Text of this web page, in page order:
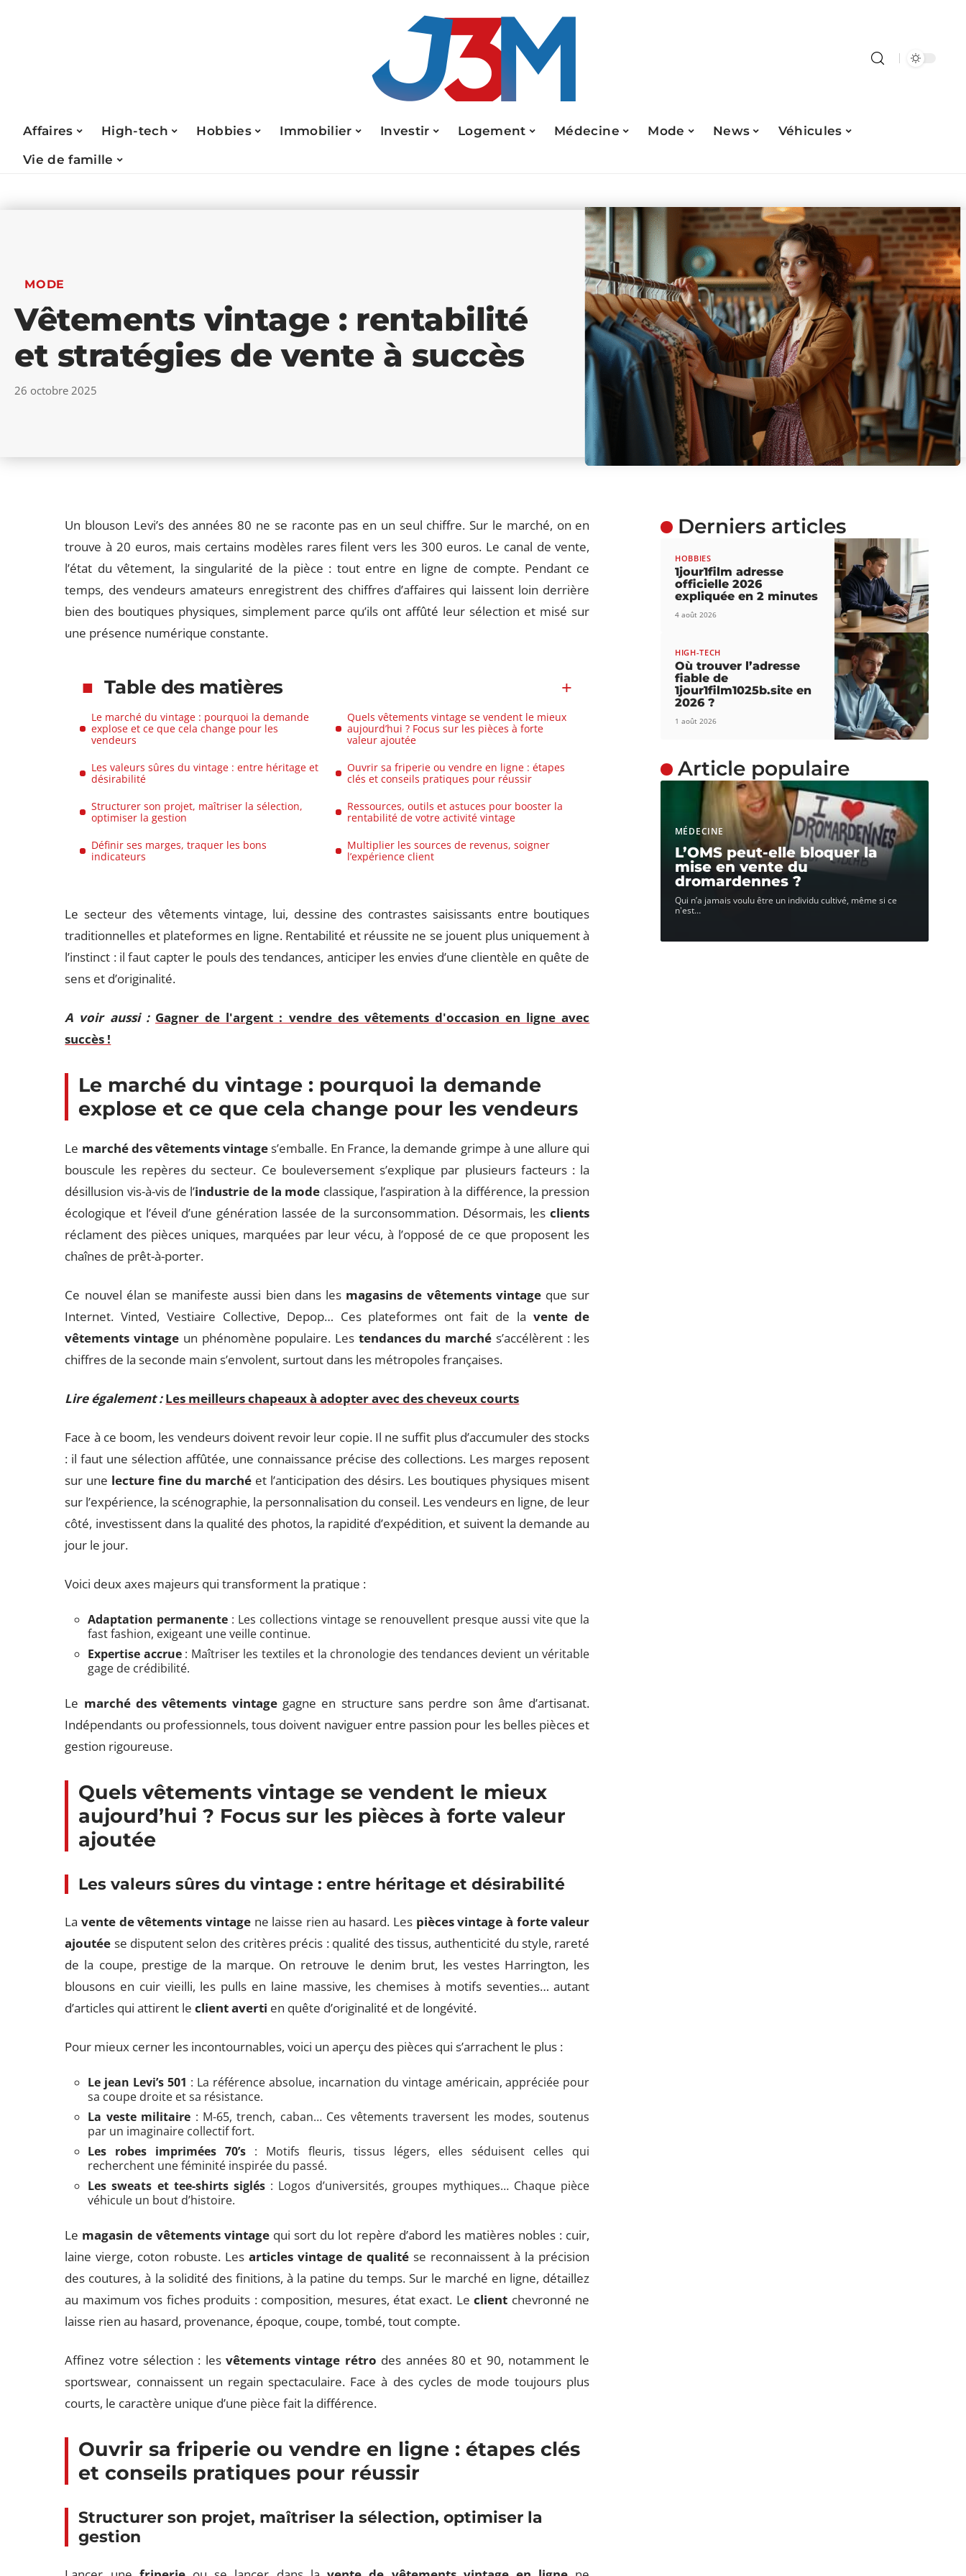
Affaires High-tech Hobbies Immobilier Investir Logement Médecine Mode News
Véhicules
Vie de famille
MODE
Vêtements vintage : rentabilité
et stratégies de vente à succès
26 octobre 2025
Un blouson Levi’s des années 80 ne se raconte pas en un seul chiffre. Sur le marché, on en
trouve à 20 euros, mais certains modèles rares filent vers les 300 euros. Le canal de vente,
l’état du vêtement, la singularité de la pièce : tout entre en ligne de compte. Pendant ce
temps, des vendeurs amateurs enregistrent des chiffres d’affaires qui laissent loin derrière
bien des boutiques physiques, simplement parce qu’ils ont affûté leur sélection et misé sur
une présence numérique constante.
Table des matières
Le marché du vintage : pourquoi la demande
explose et ce que cela change pour les
vendeurs
Quels vêtements vintage se vendent le mieux
aujourd’hui ? Focus sur les pièces à forte
valeur ajoutée
Les valeurs sûres du vintage : entre héritage et
désirabilité
Ouvrir sa friperie ou vendre en ligne : étapes
clés et conseils pratiques pour réussir
Structurer son projet, maîtriser la sélection,
optimiser la gestion
Ressources, outils et astuces pour booster la
rentabilité de votre activité vintage
Définir ses marges, traquer les bons
indicateurs
Multiplier les sources de revenus, soigner
l’expérience client
Le secteur des vêtements vintage, lui, dessine des contrastes saisissants entre boutiques
traditionnelles et plateformes en ligne. Rentabilité et réussite ne se jouent plus uniquement à
l’instinct : il faut capter le pouls des tendances, anticiper les envies d’une clientèle en quête de
sens et d’originalité.
A voir aussi : Gagner de l'argent : vendre des vêtements d'occasion en ligne avec
succès !
Le marché du vintage : pourquoi la demande
explose et ce que cela change pour les vendeurs
Le marché des vêtements vintages’emballe. En France, la demande grimpe à une allure qui
bouscule les repères du secteur. Ce bouleversement s’explique par plusieurs facteurs : la
désillusion vis-à-vis de l’industrie de la mode classique, l’aspiration à la différence, la pression
écologique et l’éveil d’une génération lassée de la surconsommation. Désormais, lesclients
réclament des pièces uniques, marquées par leur vécu, à l’opposé de ce que proposent les
chaînes de prêt-à-porter.
Ce nouvel élan se manifeste aussi bien dans les magasins de vêtements vintageque sur
Internet. Vinted, Vestiaire Collective, Depop… Ces plateformes ont fait de la vente de
vêtements vintage un phénomène populaire. Les tendances du marché s’accélèrent : les
chiffres de la seconde main s’envolent, surtout dans les métropoles françaises.
Lire également : Les meilleurs chapeaux à adopter avec des cheveux courts
Face à ce boom, les vendeurs doivent revoir leur copie. Il ne suffit plus d’accumuler des stocks
: il faut une sélection affûtée, une connaissance précise des collections. Les marges reposent
sur une lecture fine du marché et l’anticipation des désirs. Les boutiques physiques misent
sur l’expérience, la scénographie, la personnalisation du conseil. Les vendeurs en ligne, de leur
côté, investissent dans la qualité des photos, la rapidité d’expédition, et suivent la demande au
jour le jour.
Voici deux axes majeurs qui transforment la pratique :
Adaptation permanente : Les collections vintage se renouvellent presque aussi vite que la
fast fashion, exigeant une veille continue.
Expertise accrue: Maîtriser les textiles et la chronologie des tendances devient un véritable
gage de crédibilité.
Le marché des vêtements vintagegagne en structure sans perdre son âme d’artisanat.
Indépendants ou professionnels, tous doivent naviguer entre passion pour les belles pièces et
gestion rigoureuse.
Quels vêtements vintage se vendent le mieux
aujourd’hui ? Focus sur les pièces à forte valeur
ajoutée
Les valeurs sûres du vintage : entre héritage et désirabilité
Lavente de vêtements vintage ne laisse rien au hasard. Les pièces vintage à forte valeur
ajoutée se disputent selon des critères précis : qualité des tissus, authenticité du style, rareté
de la coupe, prestige de la marque. On retrouve le denim brut, les vestes Harrington, les
blousons en cuir vieilli, les pulls en laine massive, les chemises à motifs seventies… autant
d’articles qui attirent leclient averti en quête d’originalité et de longévité.
Pour mieux cerner les incontournables, voici un aperçu des pièces qui s’arrachent le plus :
Le jean Levi’s 501 : La référence absolue, incarnation du vintage américain, appréciée pour
sa coupe droite et sa résistance.
La veste militaire : M-65, trench, caban… Ces vêtements traversent les modes, soutenus
par un imaginaire collectif fort.
Les robes imprimées 70’s : Motifs fleuris, tissus légers, elles séduisent celles qui
recherchent une féminité inspirée du passé.
Les sweats et tee-shirts siglés: Logos d’universités, groupes mythiques… Chaque pièce
véhicule un bout d’histoire.
Le magasin de vêtements vintagequi sort du lot repère d’abord les matières nobles : cuir,
laine vierge, coton robuste. Les articles vintage de qualitése reconnaissent à la précision
des coutures, à la solidité des finitions, à la patine du temps. Sur le marché en ligne, détaillez
au maximum vos fiches produits : composition, mesures, état exact. Leclient chevronné ne
laisse rien au hasard, provenance, époque, coupe, tombé, tout compte.
Affinez votre sélection : lesvêtements vintage rétro des années 80 et 90, notamment le
sportswear, connaissent un regain spectaculaire. Face à des cycles de mode toujours plus
courts, le caractère unique d’une pièce fait la différence.
Ouvrir sa friperie ou vendre en ligne : étapes clés
et conseils pratiques pour réussir
Structurer son projet, maîtriser la sélection, optimiser la
gestion
Derniers articles
HOBBIES
1jour1film adresse
officielle 2026
expliquée en 2 minutes
4 août 2026
HIGH-TECH
Où trouver l’adresse
fiable de
1jour1film1025b.site en
2026 ?
1 août 2026
Article populaire
MÉDECINE
L’OMS peut-elle bloquer la
mise en vente du
dromardennes ?
Qui n’a jamais voulu être un individu cultivé, même si ce
n'est…